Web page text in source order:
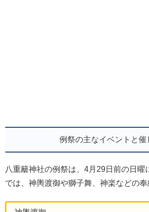
例祭の主なイベントと催
八重籬神社の例祭は、4月29日前の日曜
では、神輿渡御や獅子舞、神楽などの奉